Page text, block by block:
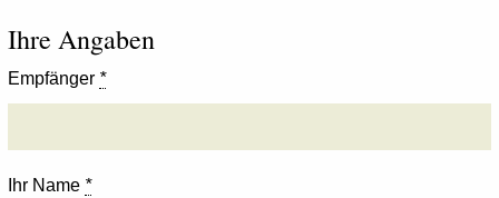
Ihre Angaben
Empfänger *
Ihr Name *